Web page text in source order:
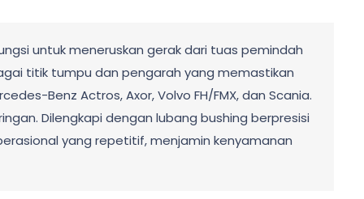
untuk meneruskan gerak dari tuas pemindah
titik tumpu dan pengarah yang memastikan
Benz Actros, Axor, Volvo FH/FMX, dan Scania.
Dilengkapi dengan lubang bushing berpresisi
yang repetitif, menjamin kenyamanan